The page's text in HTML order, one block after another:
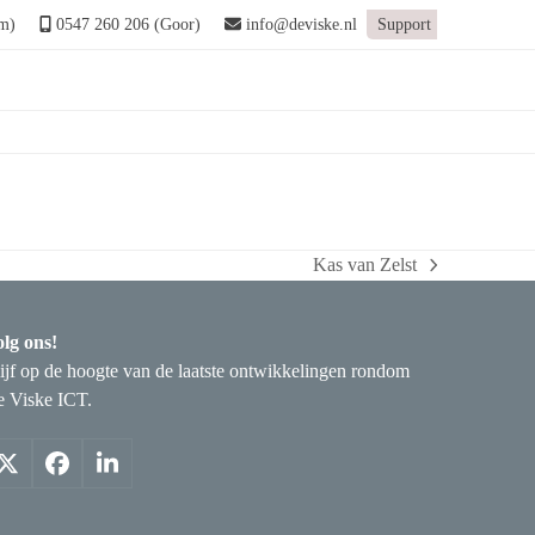
0547 260 206 (Goor) info@deviske.nl Support
next
Kas van Zelst
ons!
op de hoogte van de laatste ontwikkelingen rondom
Viske ICT.
X FacebookLinkedIn